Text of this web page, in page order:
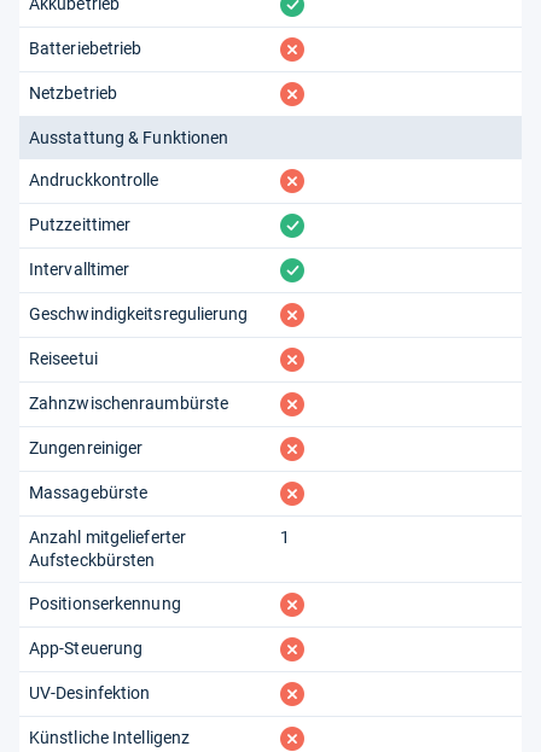
Batteriebetrieb fehlt
Netzbetrieb fehlt
Ausstattung & Funktionen
Andruckkontrolle fehlt
Putzzeittimer vorhanden
Intervalltimer vorhanden
Geschwindigkeitsregulierung fehlt
Reiseetui fehlt
Zahnzwischenraumbürste fehlt
Zungenreiniger fehlt
Massagebürste fehlt
Anzahl mitgelieferter
Aufsteckbürsten
1
Positionserkennung fehlt
App-Steuerung fehlt
UV-Desinfektion fehlt
Künstliche Intelligenz fehlt